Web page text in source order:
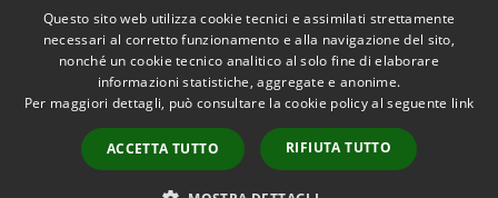
Accessibilità
Copyright © 2026 • Comune di
Stezzano • Powered by
Municipium•
Accesso
redazione
Questo sito web utilizza cookie tecnici e assimilati strettamente
necessari al corretto funzionamento e alla navigazione del sito,
nonché un cookie tecnico analitico al solo fine di elaborare
informazioni statistiche, aggregate e anonime.
Per maggiori dettagli, può consultare la cookie policy al seguente link
ACCETTA TUTTO RIFIUTA TUTTO